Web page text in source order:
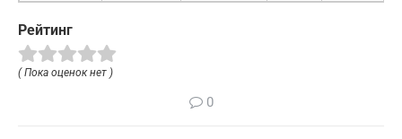
Рейтинг
( Пока оценок нет )
0